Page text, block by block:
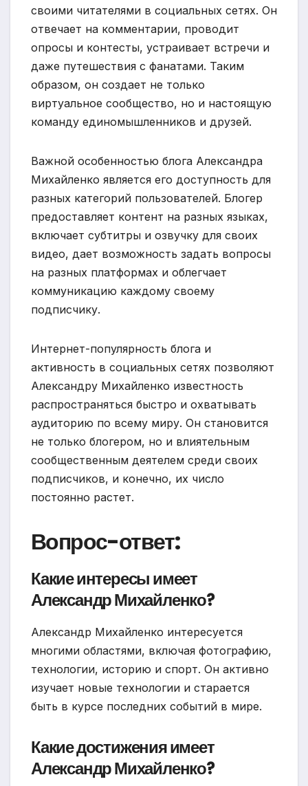
своими читателями в социальных сетях. Он
отвечает на комментарии, проводит
опросы и контесты, устраивает встречи и
даже путешествия с фанатами. Таким
образом, он создает не только
виртуальное сообщество, но и настоящую
команду единомышленников и друзей.
Важной особенностью блога Александра
Михайленко является его доступность для
разных категорий пользователей. Блогер
предоставляет контент на разных языках,
включает субтитры и озвучку для своих
видео, дает возможность задать вопросы
на разных платформах и облегчает
коммуникацию каждому своему
подписчику.
Интернет-популярность блога и
активность в социальных сетях позволяют
Александру Михайленко известность
распространяться быстро и охватывать
аудиторию по всему миру. Он становится
не только блогером, но и влиятельным
сообщественным деятелем среди своих
подписчиков, и конечно, их число
постоянно растет.
Вопрос-ответ:
Какие интересы имеет
Александр Михайленко?
Александр Михайленко интересуется
многими областями, включая фотографию,
технологии, историю и спорт. Он активно
изучает новые технологии и старается
быть в курсе последних событий в мире.
Какие достижения имеет
Александр Михайленко?